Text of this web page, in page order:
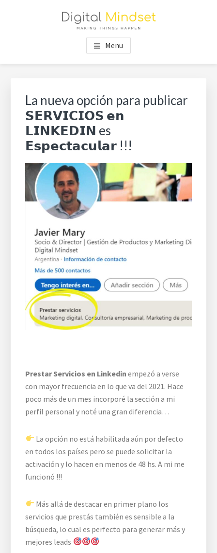
DIGITAL MINDSET |
CONSULTORES DIGITALES
Menu
La nueva opción para publicar
𝗦𝗘𝗥𝗩𝗜𝗖𝗜𝗢𝗦 𝗲𝗻
𝗟𝗜𝗡𝗞𝗘𝗗𝗜𝗡 es
𝗘𝘀𝗽𝗲𝗰𝘁𝗮𝗰𝘂𝗹𝗮𝗿 !!!
Prestar Servicios en Linkedin empezó a verse
con mayor frecuencia en lo que va del 2021. Hace
poco más de un mes incorporé la sección a mi
perfil personal y noté una gran diferencia…
La opción no está habilitada aún por defecto
en todos los países pero se puede solicitar la
activación y lo hacen en menos de 48 hs. A mi me
funcionó !!!
Más allá de destacar en primer plano los
servicios que prestás también es sensible a la
búsqueda, lo cual es perfecto para generar más y
mejores leads
Sidebar